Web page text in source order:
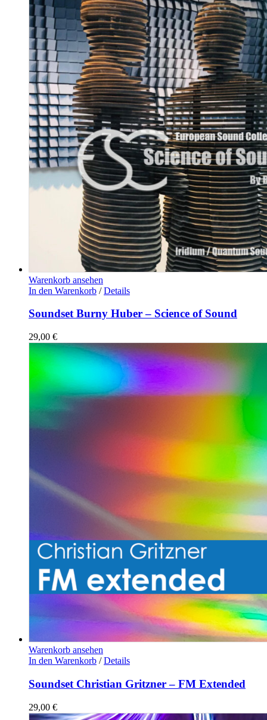
Warenkorb ansehen
In den Warenkorb / Details
Soundset Burny Huber – Science of Sound
29,00 €
Warenkorb ansehen
In den Warenkorb / Details
Soundset Christian Gritzner – FM Extended
29,00 €